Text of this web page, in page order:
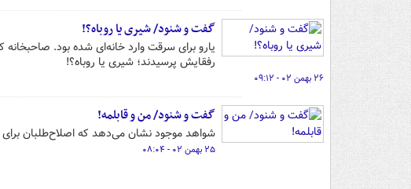
گفت و شنود/ شیری یا روباه؟!
یارو برای سرقت وارد خانه‌ای شده بود.
رفقایش پرسیدند؛ شیری یا روباه؟!
۲۶ بهمن ۰۲ - ۰۹:۱۲
گفت و شنود/ من و قابلمه!
شواهد موجود نشان می‌دهد که اصلاح‌طلبان
۲۵ بهمن ۰۲ - ۰۸:۰۴